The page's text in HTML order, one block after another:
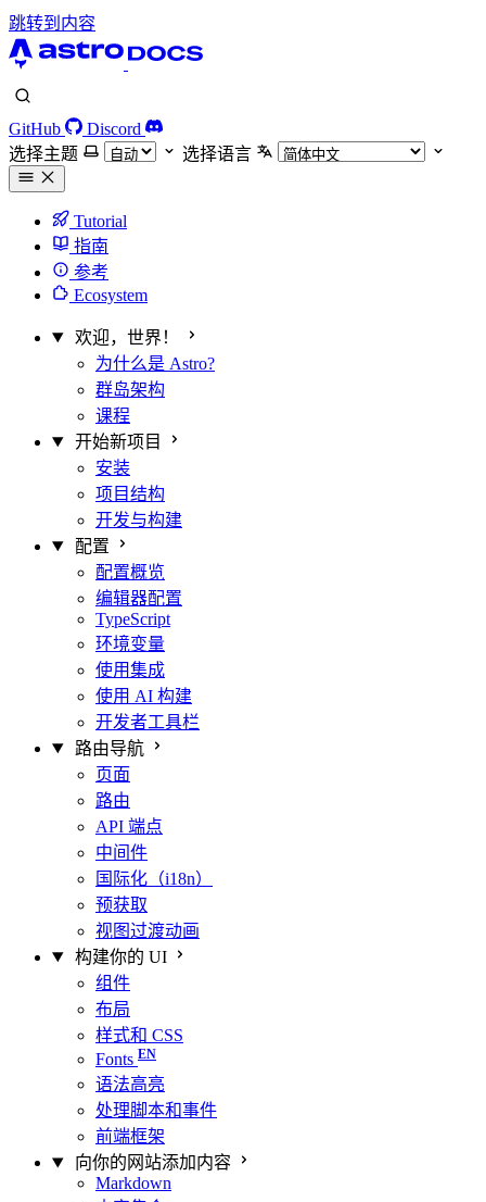
跳转到内容
GitHub
Discord
选择主题
选择语言
Tutorial
指南
参考
Ecosystem
欢迎，世界！
为什么是 Astro?
群岛架构
课程
开始新项目
安装
项目结构
开发与构建
配置
配置概览
编辑器配置
TypeScript
环境变量
使用集成
使用 AI 构建
开发者工具栏
路由导航
页面
路由
API 端点
中间件
国际化（i18n）
预获取
视图过渡动画
构建你的 UI
组件
布局
样式和 CSS
Fonts
语法高亮
处理脚本和事件
前端框架
向你的网站添加内容
Markdown